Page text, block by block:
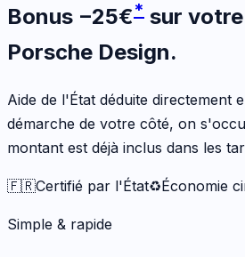
Bonus −25€* sur votre
Porsche Design.
Aide de l'État déduite directement
démarche de votre côté, on
montant est déjà inclus dans les
🇫🇷Certifié par l'État♻️Économie
Simple & rapide